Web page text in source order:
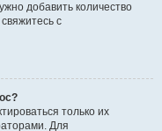
добавить количество
с
только их
Для